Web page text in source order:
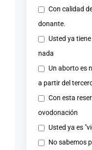
Con calidad
donante.
Usted ya
nada
Un aborto es
a partir del
Con esta
ovodonación
Usted ya es
No sabemos